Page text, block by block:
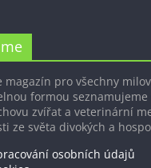
magazín pro všechny
formou
zvířat a veterinární
ze světa divokých a
osobních údajů